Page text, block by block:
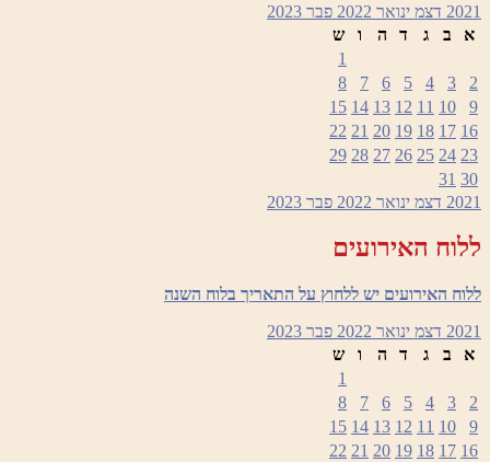
2021 דצמ ינואר 2022 פבר 2023
א
ב ג ד ה ו
ש
1
2
3
4
5
6
7
8
9
10
11
12
13
14
15
16
17
18
19
20
21
22
23
24
25
26
27
28
29
30
31
2021 דצמ ינואר 2022 פבר 2023
ללוח האירועים
ללוח האירועים יש ללחוץ על התאריך בלוח השנה
2021 דצמ ינואר 2022 פבר 2023
א
ב ג ד ה ו
ש
1
2
3
4
5
6
7
8
9
10
11
12
13
14
15
16
17
18
19
20
21
22